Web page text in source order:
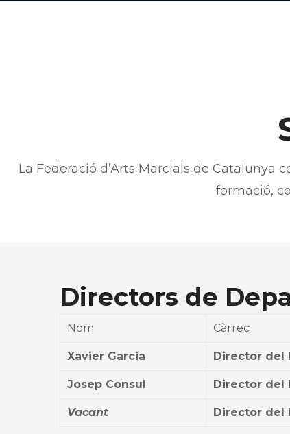
La Federació d’Arts Marcials de
formació,
Directors de
Nom Càrrec
Xavier Garcia Director del
Josep Consul Director del
Vacant Director del